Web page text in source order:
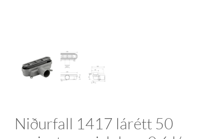
Niðurfall 1417 lárétt 50